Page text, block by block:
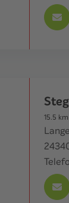
15.5 km